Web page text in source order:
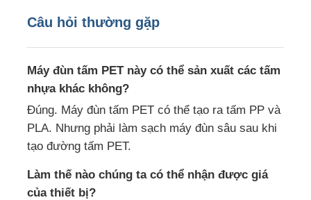
Câu hỏi thường gặp
Máy đùn tấm PET này có thể sản xuất các tấm
nhựa khác không?
Đúng. Máy đùn tấm PET có thể tạo ra tấm PP và
PLA. Nhưng phải làm sạch máy đùn sâu sau khi
tạo đường tấm PET.
Làm thế nào chúng ta có thể nhận được giá
của thiết bị?